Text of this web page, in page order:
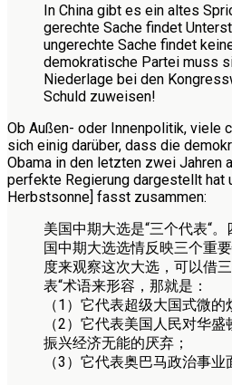
In China gibt es ein altes
gerechte Sache findet
ungerechte Sache findet
demokratische Partei muss
Niederlage bei den
Schuld zuweisen!
Ob Außen- oder Innenpolitik, viele
sich einig darüber, dass die
Obama in den letzten zwei Jahren
perfekte Regierung dargestellt hat
Herbstsonne] fasst zusammen:
美国中期大选是“三个代表“
国中期大选选情反映三个重
度来观察这次大选，可以借
表“术语来形容，那就是：
（1）它代表超级大国式微的
（2）它代表美国人民对华盛
振兴经济无能的厌弃；
（3）它代表奥巴马政治事业